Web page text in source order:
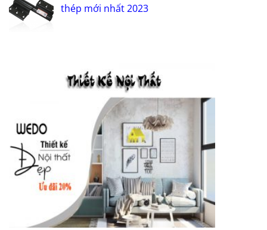
thép mới nhất 2023